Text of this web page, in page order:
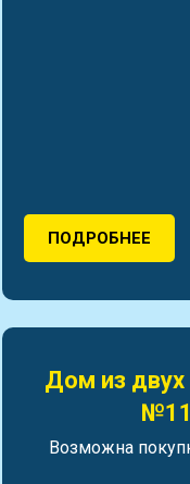
ПОДРОБНЕЕ
Дом из
№11
Возможна